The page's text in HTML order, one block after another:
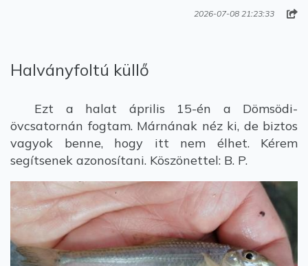
2026-07-08 21:23:33
Halványfoltú küllő
Ezt a halat április 15-én a Dömsödi-
övcsatornán fogtam. Márnának néz ki, de biztos
vagyok benne, hogy itt nem élhet. Kérem
segítsenek azonosítani. Köszönettel: B. P.